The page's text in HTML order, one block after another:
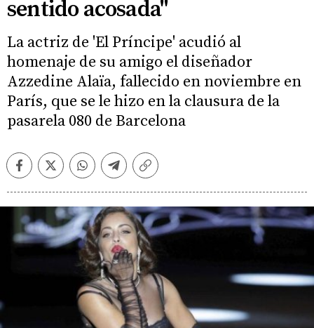
sentido acosada"
La actriz de 'El Príncipe' acudió al
homenaje de su amigo el diseñador
Azzedine Alaïa, fallecido en noviembre en
París, que se le hizo en la clausura de la
pasarela 080 de Barcelona
FacebookTwitterWhatsappTelegramCopiar